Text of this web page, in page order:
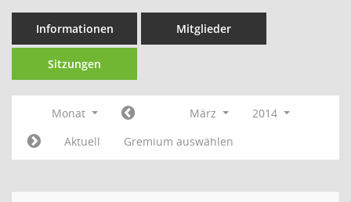
Informationen Mitglieder
Sitzungen
Monat März
2014
Aktuell
Gremium auswählen